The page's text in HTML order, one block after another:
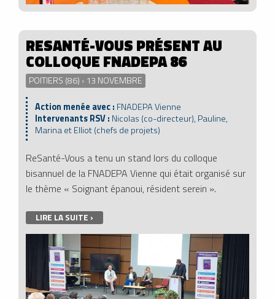
RESANTÉ-VOUS PRÉSENT AU
COLLOQUE FNADEPA 86
POITIERS (86) › 13 NOVEMBRE
Action menée avec : FNADEPA Vienne
Intervenants RSV : Nicolas (co-directeur), Pauline,
Marina et Elliot (chefs de projets)
ReSanté-Vous a tenu un stand lors du colloque
bisannuel de la FNADEPA Vienne qui était organisé sur
le thème « Soignant épanoui, résident serein ».
LIRE LA SUITE ›